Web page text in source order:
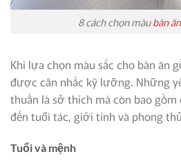
8 cách chọn màubàn
Khi lựa chọn màu sắc cho bàn ăn
được cân nhắc kỹ lưỡng. Những
thuần là sở thích mà còn bao
đến tuổi tác, giới tính và phong
Tuổi và mệnh